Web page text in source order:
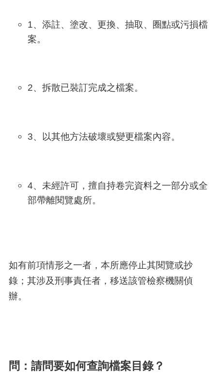
1、添註、塗改、更換、抽取、圈點或污損檔
案。
2、拆散已裝訂完成之檔案。
3、以其他方法破壞或變更檔案內容。
4、未經許可，擅自持卷完資料之一部分或全
部帶離閱覽處所。
如有前項情形之一者，本所應停止其閱覽或抄
錄；其涉及刑事責任者，移送該管檢察機關偵
辦。
問：請問要如何查詢檔案目錄？